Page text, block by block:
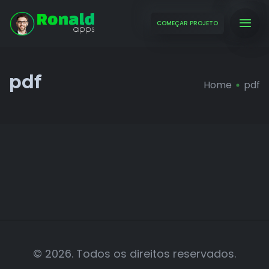
COMEÇAR PROJETO
pdf Home pdf
© 2026. Todos os direitos reservados.